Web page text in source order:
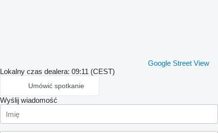
Google Street View
Lokalny czas dealera: 09:11 (CEST)
Umówić spotkanie
Wyślij wiadomość